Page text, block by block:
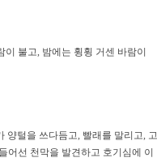
불고, 밤에는 휭휭 거센 바람이
양털을 쓰다듬고, 빨래를 말리고, 고
어선 천막을 발견하고 호기심에 이